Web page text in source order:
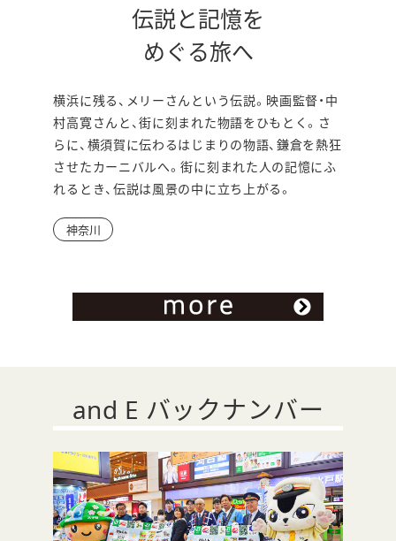
伝説と記憶を
めぐる旅へ別
ィ
ン
ド
横浜に残る、メリーさんという伝説。映画監督・中
村高寛さんと、街に刻まれた物語をひもとく。さ
らに、横須賀に伝わるはじまりの物語、鎌倉を熱狂
させたカーニバルへ。街に刻まれた人の記憶にふ
れるとき、伝説は風景の中に立ち上がる。
神奈川
and E バックナンバー